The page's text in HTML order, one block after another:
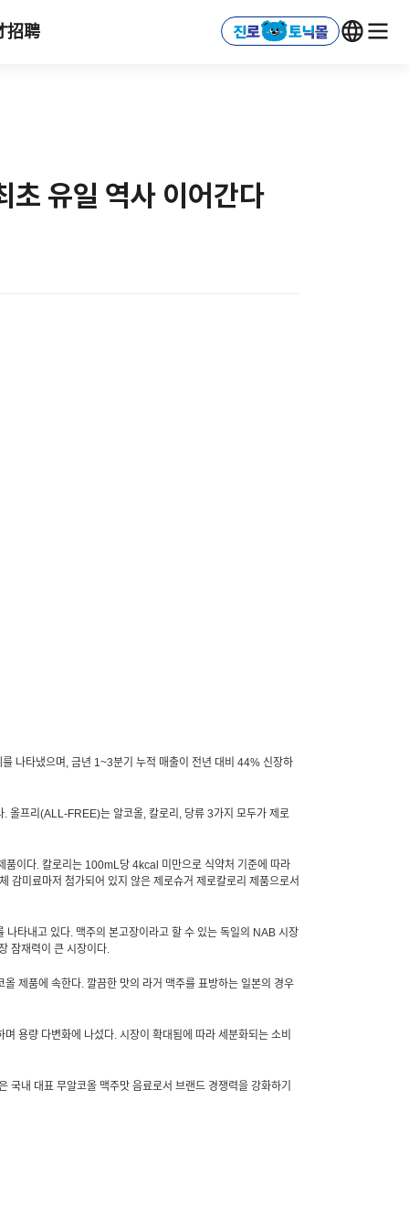
招聘
초 유일 역사 이어간다
나타냈으며 , 금년 1~3분기 누적 매출이 전년 대비 44% 신장하
. 올프리 (ALL-FREE)는 알코올, 칼로리 , 당류 3가지 모두가 제로
품이다. 칼로리는 100mL당 4kcal 미만으로 식약처 기준에 따라
감미료마저 첨가되어 있지 않은 제로슈거 제로칼로리 제품으로서
나타내고 있다. 맥주의 본고장이라고 할 수 있는 독일의 NAB 시장
잠재력이 큰 시장이다.
올 제품에 속한다. 깔끔한 맛의 라거 맥주를 표방하는 일본의 경우
며 용량 다변화에 나섰다. 시장이 확대됨에 따라 세분화되는 소비
국내 대표 무알코올 맥주맛 음료로서 브랜드 경쟁력을 강화하기